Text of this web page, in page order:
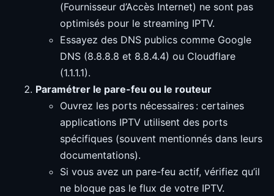
(Fournisseur d’Accès Internet) ne sont pas
optimisés pour le streaming IPTV.
Essayez des DNS publics comme Google
DNS (8.8.8.8 et 8.8.4.4) ou Cloudflare
(1.1.1.1).
Paramétrer le pare-feu ou le routeur
Ouvrez les ports nécessaires : certaines
applications IPTV utilisent des ports
spécifiques (souvent mentionnés dans leurs
documentations).
Si vous avez un pare-feu actif, vérifiez qu’il
ne bloque pas le flux de votre IPTV.